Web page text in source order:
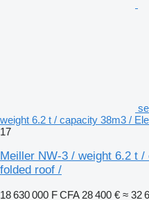
weight 6.2 t / capacity 38m3 /
17
Meiller NW-3 / weight 6.2 t
folded roof /
18 630 000 F CFA 28 400 € ≈ 32